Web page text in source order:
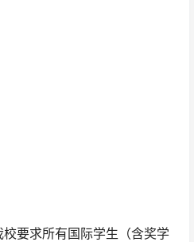
要求所有国际学生（含奖学